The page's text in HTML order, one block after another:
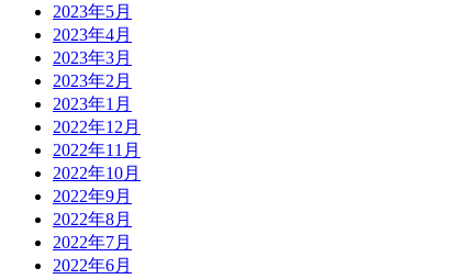
2023年5月
2023年4月
2023年3月
2023年2月
2023年1月
2022年12月
2022年11月
2022年10月
2022年9月
2022年8月
2022年7月
2022年6月